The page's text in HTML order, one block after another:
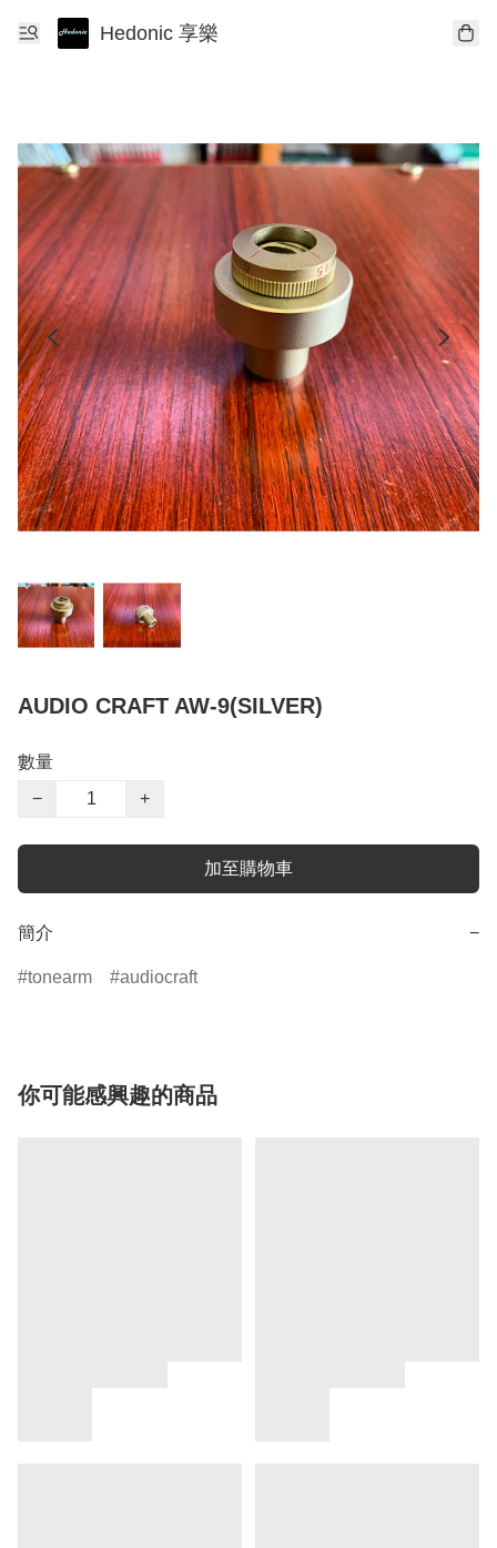
Hedonic 享樂
AUDIO CRAFT AW-9(SILVER)
數量
−
+
加至購物車
簡介 −
tonearm audiocraft
你可能感興趣的商品